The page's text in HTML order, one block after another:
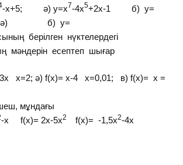
-x+5; ә) y=x7-4x5+2x-1 б) y=
б) y=
берілген нүктелердегі
мәндерін есептеп шығар
x=2; ә) f(x)= x-4 x=0,01; в) f(x)= x =
мұндағы
-x f(x)= 2x-5x2 f(x)= -1,5x2-4x